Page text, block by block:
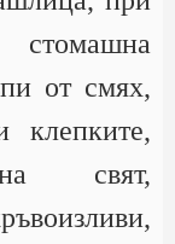
от смях,
клепките,
свят,